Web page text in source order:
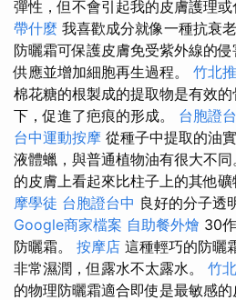
彈性，但不會引起我的皮膚護理或
帶什麼 我喜歡成分就像一種抗衰
防曬霜可保護皮膚免受紫外線的
供應並增加細胞再生過程。 竹北
棉花糖的根製成的提取物是有效
下，促進了疤痕的形成。 台胞證
台中運動按摩 從種子中提取的油
液體蠟，與普通植物油有很大不
的皮膚上看起來比柱子上的其他礦
摩學徒 台胞證台中 良好的分子透
Google商家檔案 自助餐外燴 30
防曬霜。 按摩店 這種輕巧的防曬
非常濕潤，但露水不太露水。 竹
的物理防曬霜適合即使是最敏感